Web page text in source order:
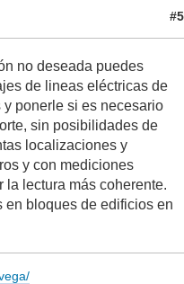
#5
no deseada puedes
de lineas eléctricas de
ponerle si es necesario
sin posibilidades de
localizaciones y
y con mediciones
la lectura más coherente.
en bloques de edificios en